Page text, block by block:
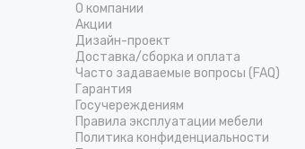
О компании
Акции
Дизайн-проект
Доставка/cборка и оплата
Часто задаваемые вопросы (FAQ)
Гарантия
Госучереждениям
Правила эксплуатации мебели
Политика конфиденциальности